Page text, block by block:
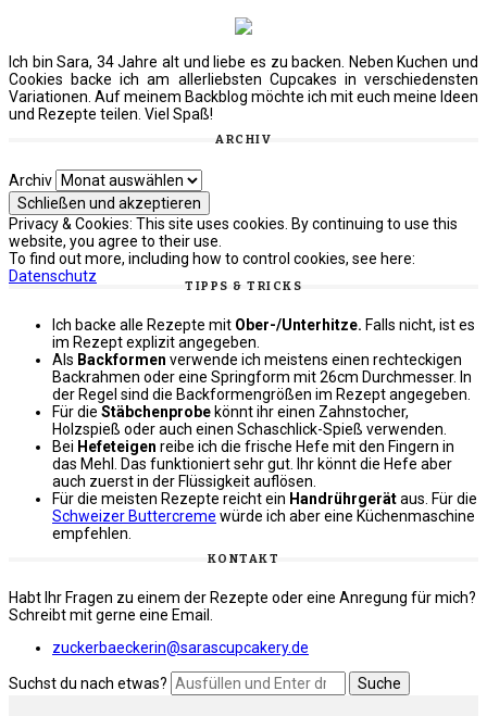
Ich bin Sara, 34 Jahre alt und liebe es zu backen. Neben Kuchen und
Cookies backe ich am allerliebsten Cupcakes in verschiedensten
Variationen. Auf meinem Backblog möchte ich mit euch meine Ideen
und Rezepte teilen. Viel Spaß!
ARCHIV
Archiv
Privacy & Cookies: This site uses cookies. By continuing to use this
website, you agree to their use.
To find out more, including how to control cookies, see here:
Datenschutz
TIPPS & TRICKS
Ich backe alle Rezepte mit Ober-/Unterhitze. Falls nicht, ist es
im Rezept explizit angegeben.
Als Backformen verwende ich meistens einen rechteckigen
Backrahmen oder eine Springform mit 26cm Durchmesser. In
der Regel sind die Backformengrößen im Rezept angegeben.
Für die Stäbchenprobe könnt ihr einen Zahnstocher,
Holzspieß oder auch einen Schaschlick-Spieß verwenden.
Bei Hefeteigen reibe ich die frische Hefe mit den Fingern in
das Mehl. Das funktioniert sehr gut. Ihr könnt die Hefe aber
auch zuerst in der Flüssigkeit auflösen.
Für die meisten Rezepte reicht ein Handrührgerätaus. Für die
Schweizer Buttercreme würde ich aber eine Küchenmaschine
empfehlen.
KONTAKT
Habt Ihr Fragen zu einem der Rezepte oder eine Anregung für mich?
Schreibt mit gerne eine Email.
zuckerbaeckerin@sarascupcakery.de
Suchst du nach etwas?